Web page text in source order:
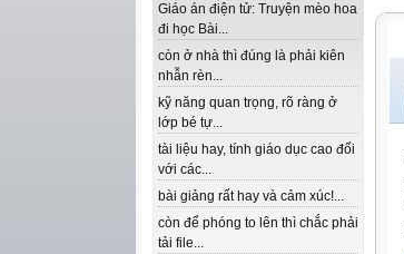
Giáo án điện tử: Truyện mèo hoa
đi học Bài...
còn ở nhà thì đúng là phải kiên
nhẫn rèn...
kỹ năng quan trọng, rõ ràng ở
lớp bé tự...
tài liệu hay, tính giáo dục cao đối
với các...
bài giảng rất hay và cảm xúc!...
còn để phóng to lên thì chắc phải
tải file...